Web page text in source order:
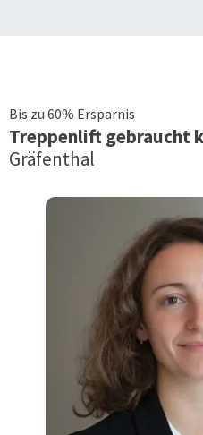
Bis zu 60% Ersparnis
Treppenliftgebraucht
Gräfenthal